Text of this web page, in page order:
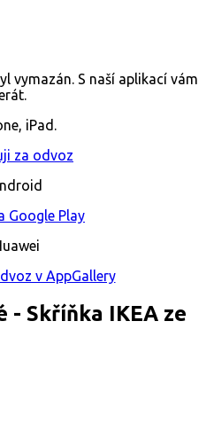
vymazán. S naší aplikací vám
iPad.
Skříňka IKEA ze